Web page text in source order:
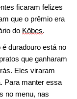
ficaram felizes
que o prêmio era
do Köbes.
duradouro está no
que ganharam
Eles viraram
Para manter essa
no menu, nas